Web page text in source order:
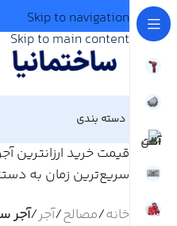
Skip to navigation
Skip to main content
دسته بندی
قیمت خرید ارزانترین
سریع‌ترین زمان به
خانه/مصالح/آجر/آجر